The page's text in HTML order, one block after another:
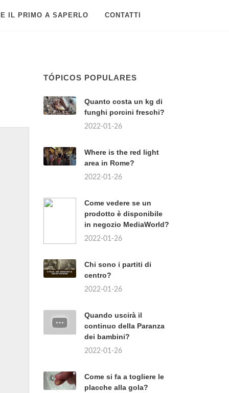
IL PRIMO A SAPERLO CONTATTI
TÓPICOS POPULARES
Quanto costa un kg di
funghi porcini freschi?
2022-01-26
Where is the red light
area in Rome?
2022-01-26
Come vedere se un
prodotto è disponibile
in negozio MediaWorld?
2022-01-26
Chi sono i partiti di
centro?
2022-01-26
Quando uscirà il
continuo della Paranza
dei bambini?
2022-01-26
Come si fa a togliere le
placche alla gola?